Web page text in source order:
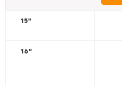
15"
16"